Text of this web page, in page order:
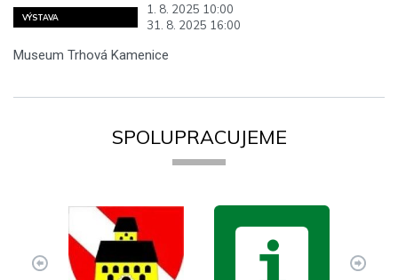
VÝSTAVA
1. 8. 2025 10:00
31. 8. 2025 16:00
Museum Trhová Kamenice
SPOLUPRACUJEME